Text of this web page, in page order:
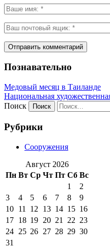
Познавательно
Медовый месяц в Таиланде
Национальная
Поиск
Рубрики
Сооружения
Август 2026
Пн Вт Ср Чт Пт Сб Вс
1
2
3
4 5 6 7 8
9
10 11 12 13 14 15 16
17 18 19 20 21 22 23
24 25 26 27 28 29 30
31